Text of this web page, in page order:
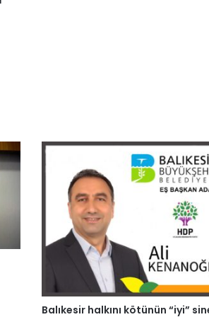
Balıkesir halkını kötünün “iyi”